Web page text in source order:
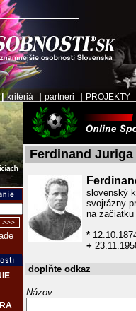
kritériá partneri PROJEKTY
Ferdinand Juriga
slovenský
svojrázny
na
*
+
doplňte odkaz
Názov: